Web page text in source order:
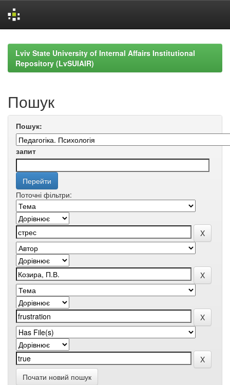
navigationLviv State University of Internal Affairs Institutional
Repository (LvSUIAIR)
Пошук
Пошук:
запит
Поточні фільтри:
Почати новий пошук